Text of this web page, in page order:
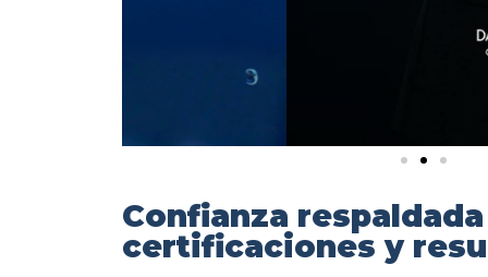
Confianza
certificaciones y